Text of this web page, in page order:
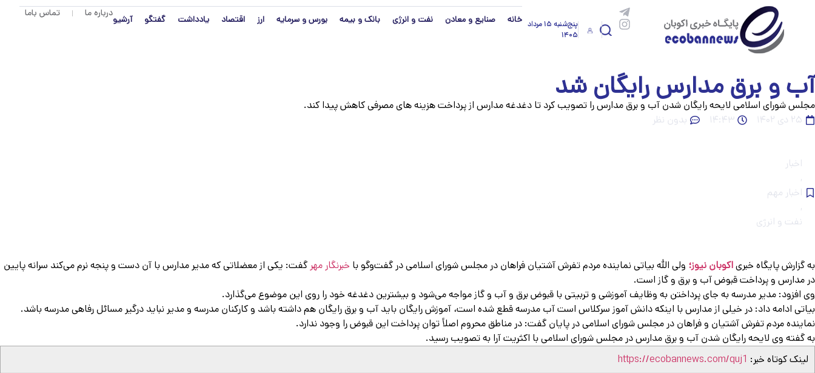
پنج‌شنبه ۱۵ مرداد
۱۴۰۵
خانه صنایع و معادن نفت و انرژی بانک و بیمه بورس و سرمایه ارز اقتصاد یادداشت گفتگو آرشیو
درباره ما تماس باما
آب و برق مدارس رایگان شد
مجلس شورای اسلامی لایحه رایگان شدن آب و برق مدارس را تصویب کرد تا دغدغه مدارس از پرداخت هزینه های مصرفی کاهش پیدا کند.
۲۵ دی ۱۴۰۲
۱۴:۴۳ بدون نظر
اخبار
,
اخبار مهم
,
نفت و انرژی
به گزارش پایگاه خبریاکوبان نیوز؛ ولی الله بیاتی نماینده مردم تفرش آشتیان فراهان در مجلس شورای اسلامی در گفت‌وگو با خبرنگار مهر گفت: یکی از معضلاتی که مدیر مدارس با آن دست و پنجه نرم می‌کند سرانه پایین
در مدارس و پرداخت قبوض آب و برق و گاز است.
وی افزود: مدیر مدرسه به جای پرداختن به وظایف آموزشی و تربیتی با قبوض برق و آب و گاز مواجه می‌شود و بیشترین دغدغه خود را روی این موضوع می‌گذارد.
بیاتی ادامه داد: در خیلی از مدارس با اینکه دانش آموز سرکلاس است آب مدرسه قطع شده است، آموزش رایگان باید آب و برق رایگان هم داشته باشد و کارکنان مدرسه و مدیر نباید درگیر مسائل رفاهی مدرسه باشد.
نماینده مردم تفرش آشتیان و فراهان در مجلس شورای اسلامی در پایان گفت: در مناطق محروم اصلاً توان پرداخت این قبوض را وجود ندارد.
به گفته وی لایحه رایگان شدن آب و برق مدارس در مجلس شورای اسلامی با اکثریت آرا به تصویب رسید.
لینک کوتاه خبر: https://ecobannews.com/quj1